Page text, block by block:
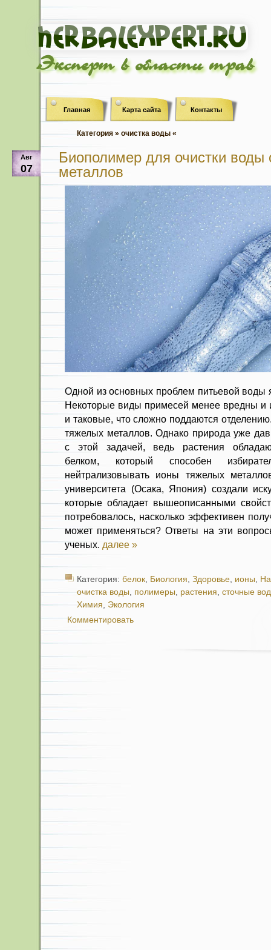
Эксперт в области трав
Главная Карта сайта Контакты
Категория » очистка воды «
Авг
07
Биополимер для очистки воды
металлов
Одной из основных проблем питьевой воды
Некоторые виды примесей менее вредны и
и таковые, что сложно поддаются
тяжелых металлов. Однако природа уже
с этой задачей, ведь растения
белком, который способен
нейтрализовывать ионы тяжелых
университета (Осака, Япония) создали
которые обладает вышеописанными
потребовалось, насколько эффективен
может применяться? Ответы на эти
ученых. далее »
Категория: белок, Биология, Здоровье, ионы,
очистка воды, полимеры, растения, сточные
Химия, Экология
Комментировать